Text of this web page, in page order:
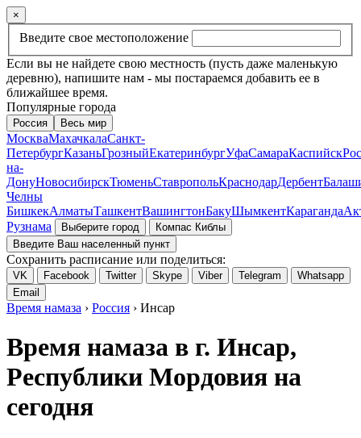
×
Введите свое местоположение
Если вы не найдете свою местность (пусть даже маленькую
деревню), напишите нам - мы постараемся добавить ее в
ближайшее время.
Популярные города
Россия Весь мир
МоскваМахачкалаСанкт-
ПетербургКазаньГрозныйЕкатеринбургУфаСамараКаспийск
на-
ДонуНовосибирскТюменьСтавропольКраснодарДербент
Челны
БишкекАлматыТашкентВашингтонБакуШымкентКараганда
Рузнама
Выберите город
Компас Киблы
Введите Ваш населенный пункт
Сохранить расписание или поделиться:
VK Facebook Twitter Skype Viber Telegram
Whatsapp
Email
Время намаза › Россия › Инсар
Время намаза в г. Инсар,
Республики Мордовия на
сегодня